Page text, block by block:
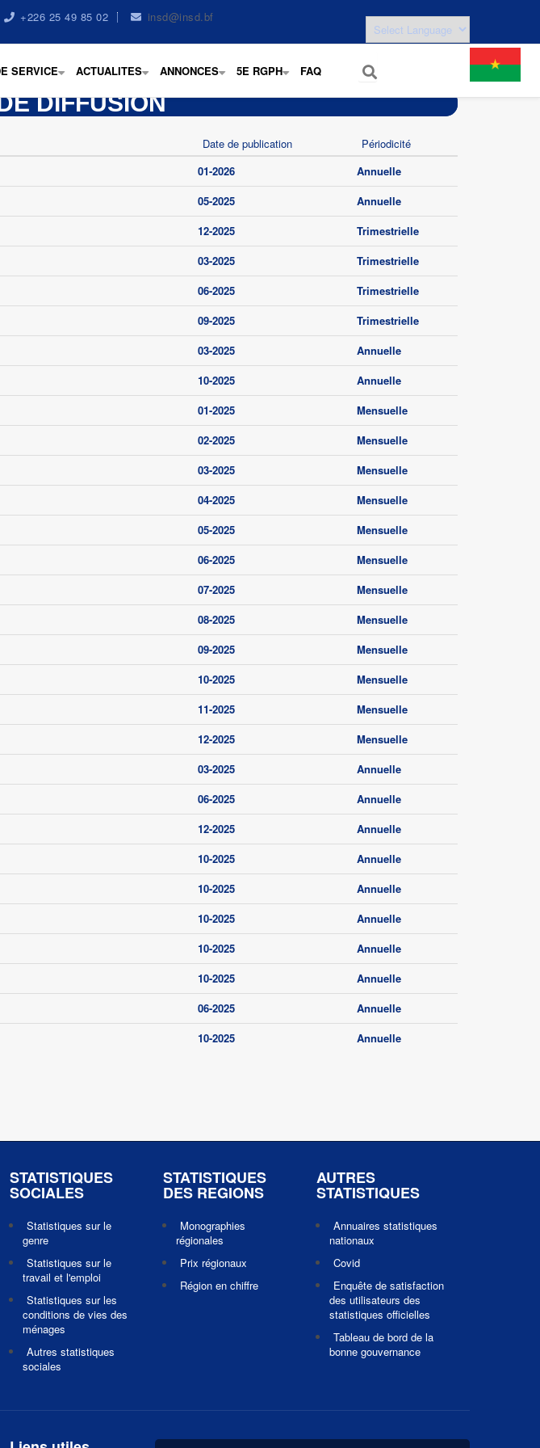
+226 25 49 85 02 insd@insd.bf
+
SERVICE
+
ACTUALITES
+
ANNONCES
+
5E RGPH FAQ
DIFFUSION
Date de publication
Périodicité
01-2026
Annuelle
05-2025
Annuelle
12-2025
Trimestrielle
03-2025
Trimestrielle
06-2025
Trimestrielle
09-2025
Trimestrielle
03-2025
Annuelle
10-2025
Annuelle
01-2025
Mensuelle
02-2025
Mensuelle
03-2025
Mensuelle
04-2025
Mensuelle
05-2025
Mensuelle
06-2025
Mensuelle
07-2025
Mensuelle
08-2025
Mensuelle
09-2025
Mensuelle
10-2025
Mensuelle
11-2025
Mensuelle
12-2025
Mensuelle
03-2025
Annuelle
06-2025
Annuelle
12-2025
Annuelle
10-2025
Annuelle
10-2025
Annuelle
10-2025
Annuelle
10-2025
Annuelle
10-2025
Annuelle
06-2025
Annuelle
10-2025 Annuelle
STATISTIQUES
SOCIALES
Statistiques sur le
genre
Statistiques sur le
travail et l'emploi
Statistiques sur les
conditions de vies des
ménages
Autres statistiques
sociales
STATISTIQUES
DES REGIONS
Monographies
régionales
Prix régionaux
Région en chiffre
AUTRES
STATISTIQUES
Annuaires statistiques
nationaux
Covid
Enquête de satisfaction
des utilisateurs des
statistiques officielles
Tableau de bord de la
bonne gouvernance